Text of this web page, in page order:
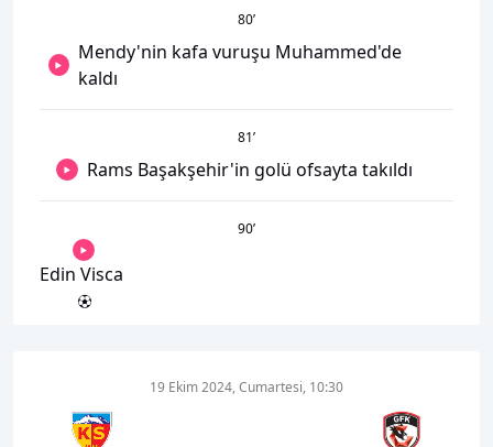
80’
Mendy'nin kafa vuruşu Muhammed'de
kaldı
81’
Rams Başakşehir'in golü ofsayta takıldı
90’
Edin Visca
19 Ekim 2024, Cumartesi, 10:30